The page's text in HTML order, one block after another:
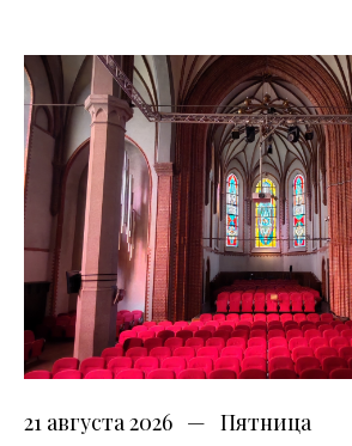
21 августа 2026 Пятница